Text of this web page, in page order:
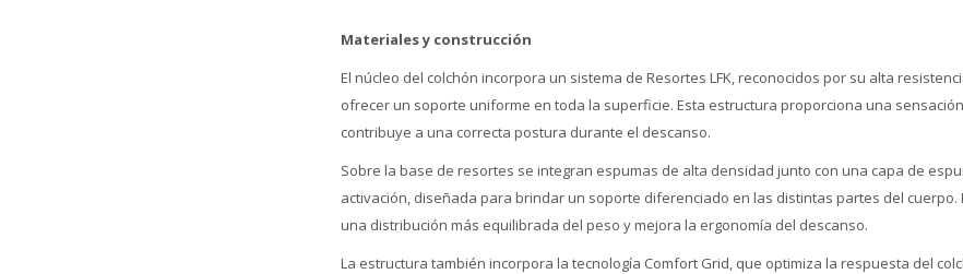
Materiales y construcción
El núcleo del colchón incorpora un sistema de Resortes LFK, reconocidos por su alta
ofrecer un soporte uniforme en toda la superficie. Esta estructura proporciona una
contribuye a una correcta postura durante el descanso.
Sobre la base de resortes se integran espumas de alta densidad junto con una capa de
activación, diseñada para brindar un soporte diferenciado en las distintas partes del cuerpo.
una distribución más equilibrada del peso y mejora la ergonomía del descanso.
La estructura también incorpora la tecnología Comfort Grid, que optimiza la respuesta del